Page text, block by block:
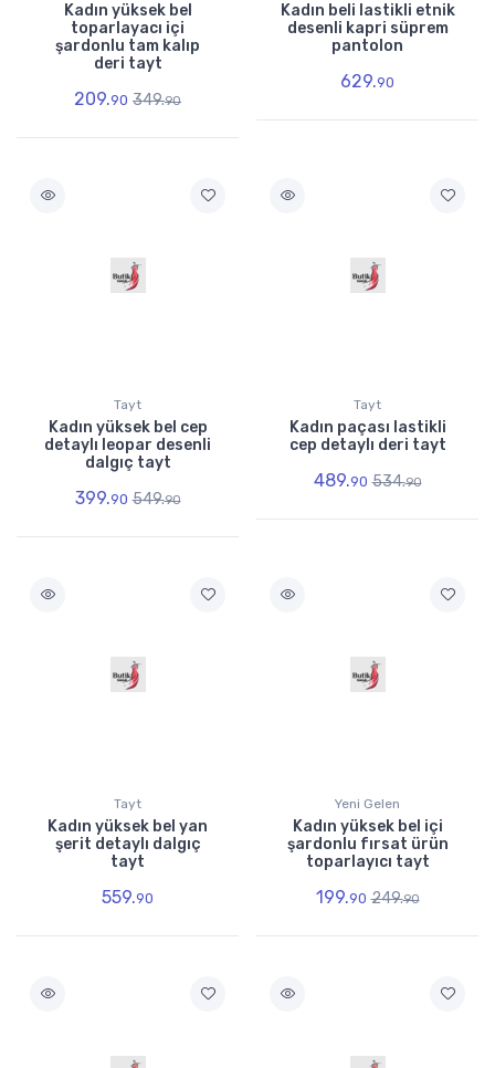
Kadın yüksek bel
toparlayacı içi
şardonlu tam kalıp
deri tayt
209.90 349.90
Kadın beli lastikli etnik
desenli kapri süprem
pantolon
629.90
Tayt
Kadın yüksek bel cep
detaylı leopar desenli
dalgıç tayt
399.90 549.90
Tayt
Kadın paçası lastikli
cep detaylı deri tayt
489.90 534.90
Tayt
Kadın yüksek bel yan
şerit detaylı dalgıç
tayt
559.90
Yeni Gelen
Kadın yüksek bel içi
şardonlu fırsat ürün
toparlayıcı tayt
199.90 249.90